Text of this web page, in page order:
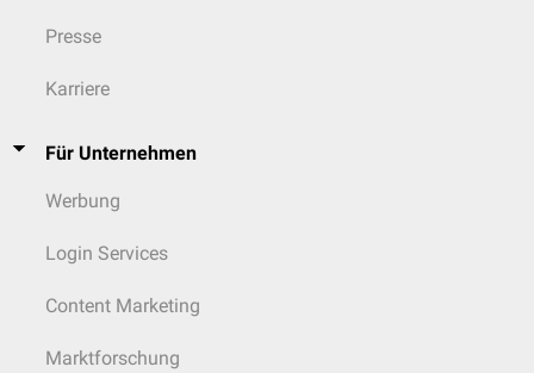
Presse
Karriere
Für Unternehmen
Werbung
Login Services
Content Marketing
Marktforschung